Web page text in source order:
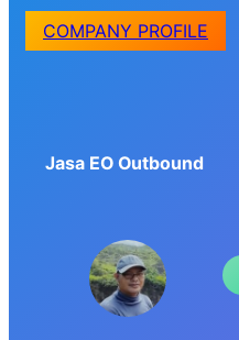
COMPANY PROFILE
Jasa EO Outbound